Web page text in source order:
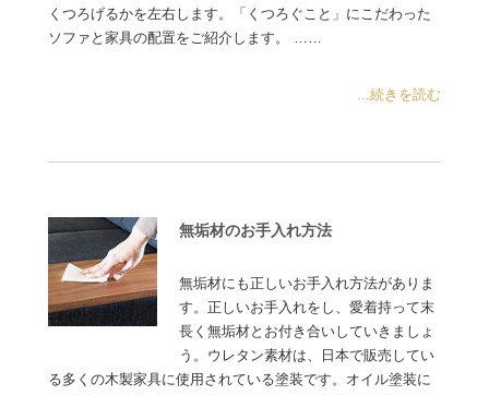
くつろげるかを左右します。「くつろぐこと」にこだわった
ソファと家具の配置をご紹介します。 ……
...続きを読む
無垢材のお手入れ方法
無垢材にも正しいお手入れ方法がありま
す。正しいお手入れをし、愛着持って末
長く無垢材とお付き合いしていきましょ
う。ウレタン素材は、日本で販売してい
る多くの木製家具に使用されている塗装です。オイル塗装に